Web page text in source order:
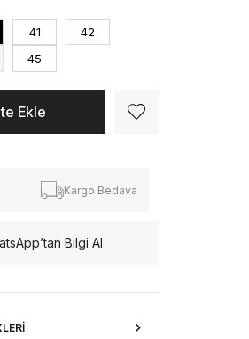
41
42
45
Kargo Bedava
Bilgi Al